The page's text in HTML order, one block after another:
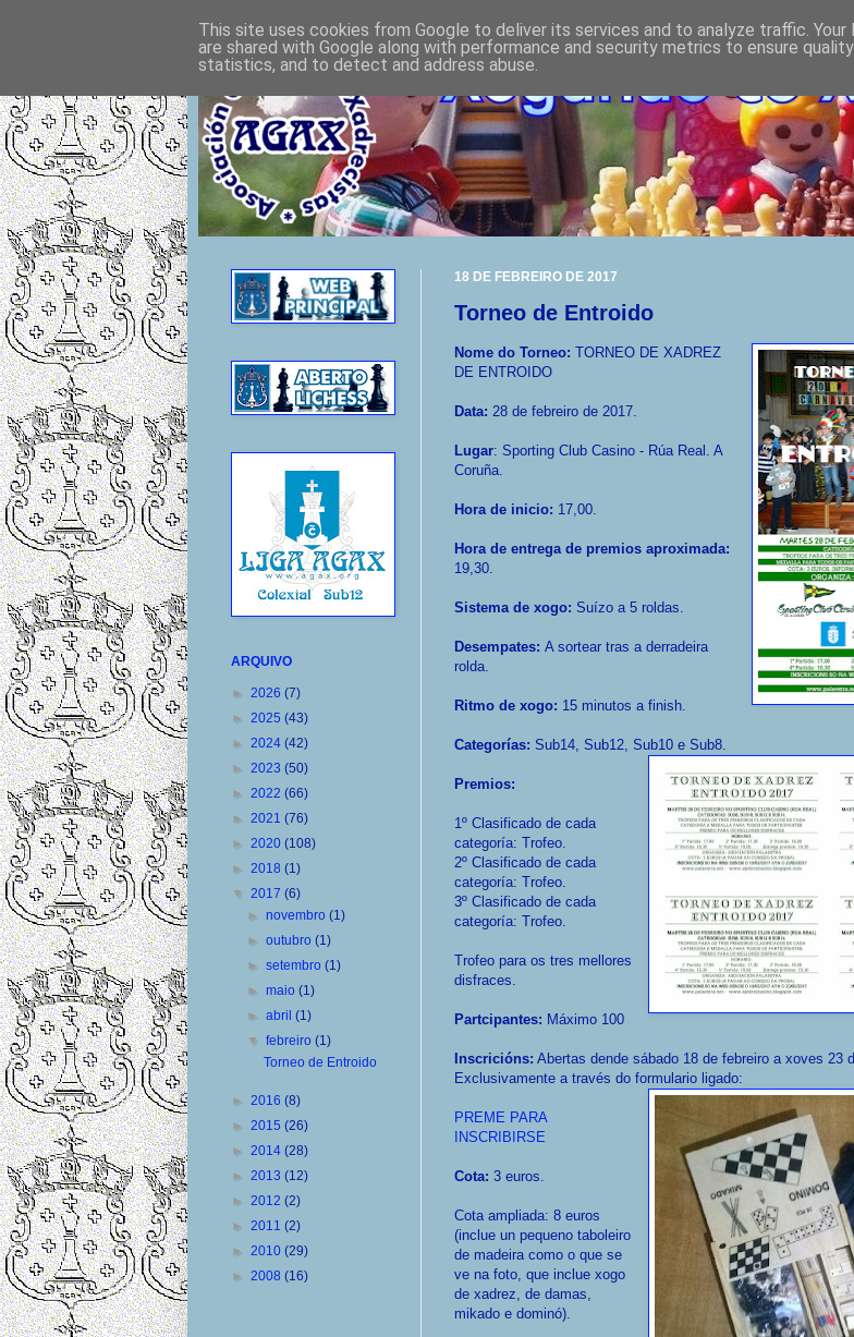
18 DE FEBREIRO DE 2017
Torneo de Entroido
Nome do Torneo: TORNEO DE XADREZ
DE ENTROIDO
Data: 28 de febreiro de 2017.
Lugar: Sporting Club Casino - Rúa Real. A
Coruña.
Hora de inicio: 17,00.
Hora de entrega de premios aproximada:
19,30.
Sistema de xogo: Suízo a 5 roldas.
Desempates: A sortear tras a derradeira
rolda.
Ritmo de xogo: 15 minutos a finish.
Categorías: Sub14, Sub12, Sub10 e Sub8.
Premios:
1º Clasificado de cada
categoría: Trofeo.
2º Clasificado de cada
categoría: Trofeo.
3º Clasificado de cada
categoría: Trofeo.
Trofeo para os tres mellores
disfraces.
Partcipantes: Máximo 100
Inscricións: Abertas dende sábado 18 de febreiro a xoves 23
Exclusivamente a través do formulario ligado:
PREME PARA
INSCRIBIRSE
Cota: 3 euros.
Cota ampliada: 8 euros
(inclue un pequeno taboleiro
de madeira como o que se
ve na foto, que inclue xogo
de xadrez, de damas,
mikado e dominó).
ARQUIVO
► 2026 (7)
► 2025 (43)
► 2024 (42)
► 2023 (50)
► 2022 (66)
► 2021 (76)
► 2020 (108)
► 2018 (1)
▼ 2017 (6)
►novembro(1)
►outubro(1)
►setembro(1)
►maio(1)
►abril(1)
▼febreiro(1)
Torneo de Entroido
► 2016 (8)
► 2015 (26)
► 2014 (28)
► 2013 (12)
► 2012 (2)
► 2011 (2)
► 2010 (29)
► 2008 (16)
This site uses cookies from Google to deliver its services and to analyze traffic. Your
are shared with Google along with performance and security metrics to ensure
statistics, and to detect and address abuse.